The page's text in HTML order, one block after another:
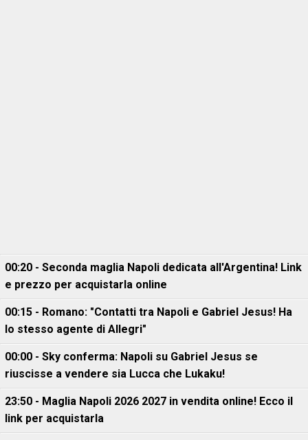
00:20 - Seconda maglia Napoli dedicata all'Argentina! Link
e prezzo per acquistarla online
00:15 - Romano: "Contatti tra Napoli e Gabriel Jesus! Ha
lo stesso agente di Allegri"
00:00 - Sky conferma: Napoli su Gabriel Jesus se
riuscisse a vendere sia Lucca che Lukaku!
23:50 - Maglia Napoli 2026 2027 in vendita online! Ecco il
link per acquistarla